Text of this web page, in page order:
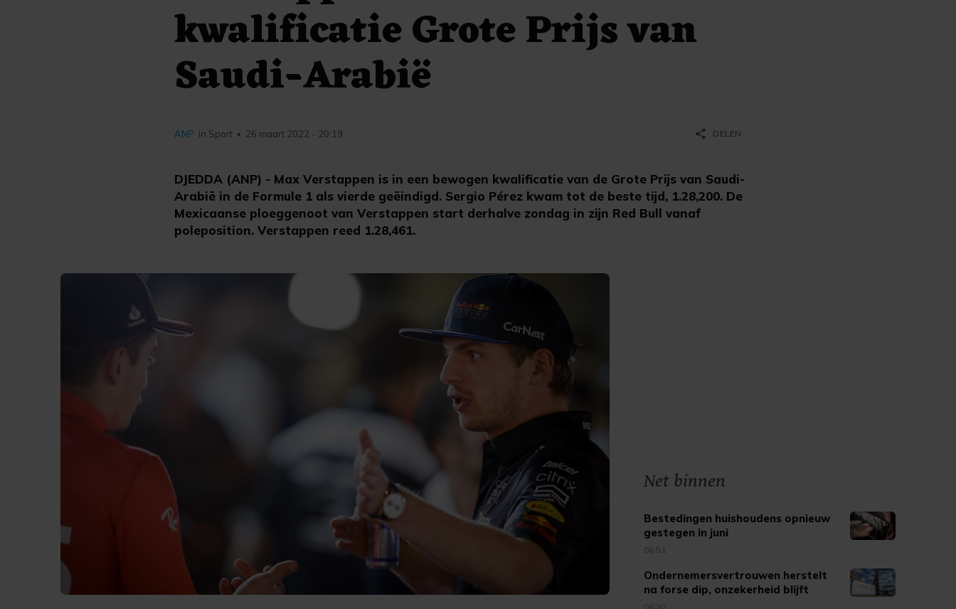
kwalificatie Grote Prijs van
Saudi-Arabië
DJEDDA (ANP) - Max Verstappen is in een bewogen kwalificatie van de Grote Prijs van Saudi-
Arabië in de Formule 1 als vierde geëindigd. Sergio Pérez kwam tot de beste tijd, 1.28,200. De
Mexicaanse ploeggenoot van Verstappen start derhalve zondag in zijn Red Bull vanaf
poleposition. Verstappen reed 1.28,461.
ANP in Sport • 26 maart 2022 - 20:19 share DELEN
Net binnen
Bestedingen huishoudens opnieuw
gestegen in juni
06:51
Ondernemersvertrouwen herstelt
na forse dip, onzekerheid blijft
06:30